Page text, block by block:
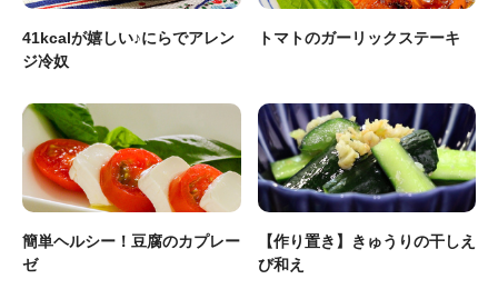
41kcalが嬉しい♪にらでアレン
ジ冷奴
トマトのガーリックステーキ
簡単ヘルシー！豆腐のカプレー
ゼ
【作り置き】きゅうりの干しえ
び和え